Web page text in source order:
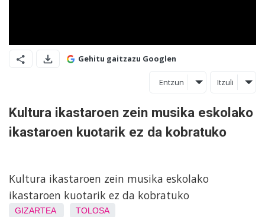
Gehitu gaitzazu Googlen
Entzun Itzuli
Kultura ikastaroen zein musika eskolako
ikastaroen kuotarik ez da kobratuko
Kultura ikastaroen zein musika eskolako
ikastaroen kuotarik ez da kobratuko
GIZARTEA TOLOSA